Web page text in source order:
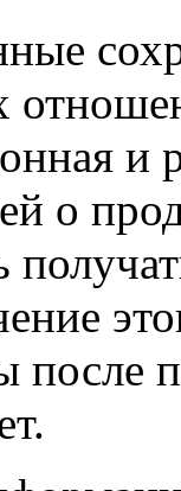
и
о